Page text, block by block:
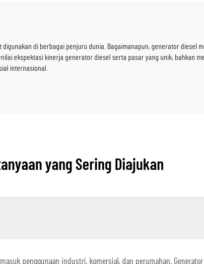
di berbagai penjuru dunia. Bagaimanapun, generator diesel
ekspektasi kinerja generator diesel serta pasar yang unik, bahkan
internasional.
yang Sering Diajukan
penggunaan industri, komersial, dan perumahan.